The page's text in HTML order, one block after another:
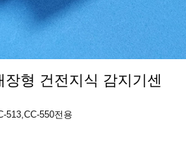
형 건전지식 감지기센
513,CC-550전용